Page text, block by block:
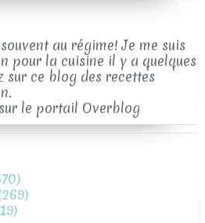
au régime! Je me suis
pour la cuisine il y a quelques
sur ce blog des recettes
sur le portail Overblog